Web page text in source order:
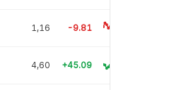
1,16 -9.81
4,60 +45.09